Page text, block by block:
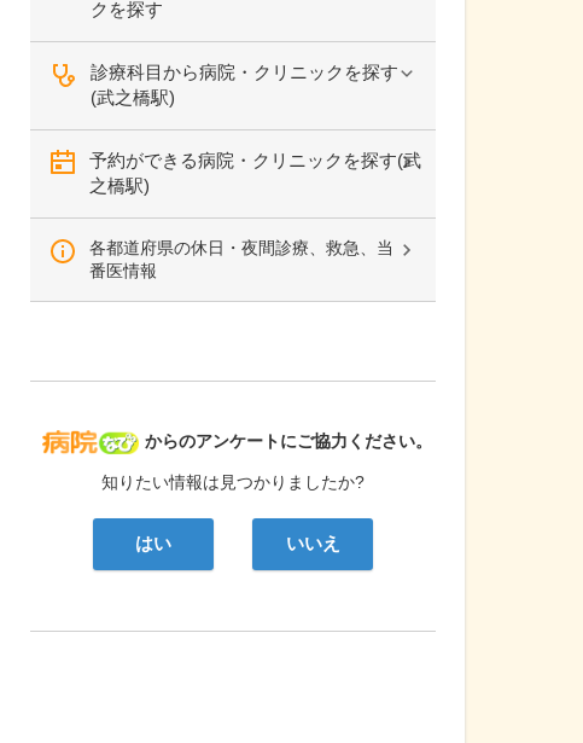
クを探す
診療科目から病院・クリニックを探す
(武之橋駅)
予約ができる病院・クリニックを探す(武
之橋駅)
各都道府県の休日・夜間診療、救急、当
番医情報
病院なび
からのアンケートにご協力ください。
知りたい情報は見つかりましたか?
はい いいえ